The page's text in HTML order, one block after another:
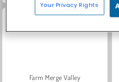
Farm Merge Valley
Your Privacy Rights